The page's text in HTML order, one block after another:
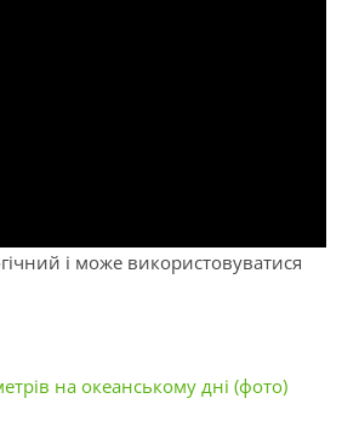
і може використовуватися
на океанському дні (фото)